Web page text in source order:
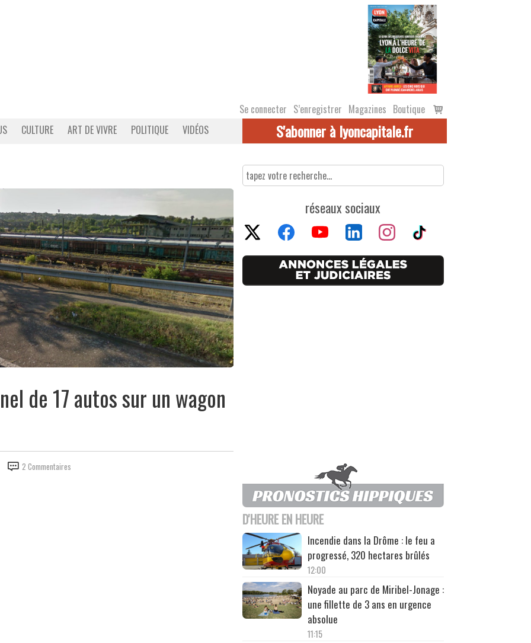
Se connecter S’enregistrer Magazines Boutique
Voir
le
CULTURE ART DE VIVRE POLITIQUE VIDÉOS S'abonner à lyoncapitale.fr
de 17 autos sur un wagon
2 Commentaires
réseaux sociaux
D'HEURE EN HEURE
Incendie dans la Drôme : le feu a
progressé, 320 hectares brûlés
12:00
Noyade au parc de Miribel-Jonage :
une fillette de 3 ans en urgence
absolue
11:15